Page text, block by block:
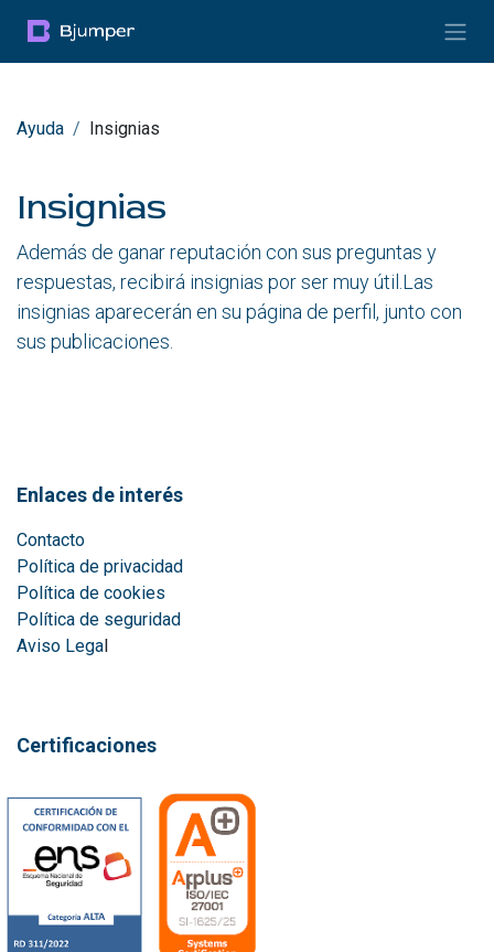
Ayuda Insignias
Insignias
Además de ganar reputación con sus preguntas y
respuestas, recibirá insignias por ser muy útil. Las
insignias aparecerán en su página de perfil, junto con
sus publicaciones.
Enlaces de interés
Contacto
Política de privacidad
Política de cookies
Política de seguridad
Aviso Legal
Certificaciones